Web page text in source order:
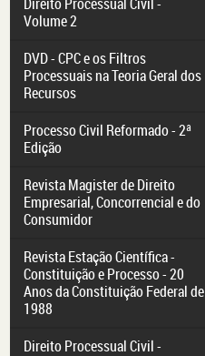
Volume 2
DVD - CPC e os Filtros
Processuais na Teoria Geral dos
Recursos
Processo Civil Reformado - 2ª
Edição
Revista Magister de Direito
Empresarial, Concorrencial e do
Consumidor
Revista Estação Científica -
Constituição e Processo - 20
Anos da Constituição Federal de
1988
Direito Processual Civil -